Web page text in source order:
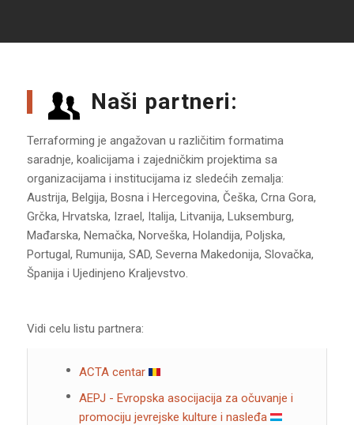
Naši partneri:
Terraforming je angažovan u različitim formatima
saradnje, koalicijama i zajedničkim projektima sa
organizacijama i institucijama iz sledećih zemalja:
Austrija, Belgija, Bosna i Hercegovina, Češka, Crna Gora,
Grčka, Hrvatska, Izrael, Italija, Litvanija, Luksemburg,
Mađarska, Nemačka, Norveška, Holandija, Poljska,
Portugal, Rumunija, SAD, Severna Makedonija, Slovačka,
Španija i Ujedinjeno Kraljevstvo.
Vidi celu listu partnera:
ACTA centar
AEPJ - Evropska asocijacija za očuvanje i
promociju jevrejske kulture i nasleđa